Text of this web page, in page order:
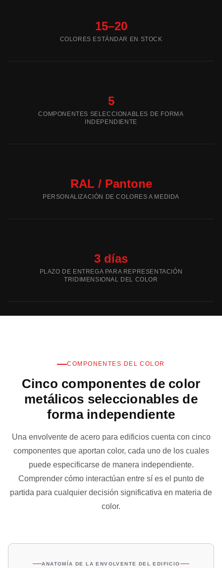
15–20
COLORES ESTÁNDAR EN STOCK
5
COMPONENTES SELECCIONABLES DE FORMA
INDEPENDIENTE
RAL / Pantone
PERSONALIZACIÓN DE COLORES A MEDIDA
3 días
PLAZO DE ENTREGA PARA REPRESENTACIÓN
TRIDIMENSIONAL DEL COLOR
COMPONENTES DEL COLOR
Cinco componentes de color
metálicos seleccionables de
forma independiente
Una envolvente de acero para edificios cuenta con cinco
componentes que aportan color, cada uno de los cuales
puede especificarse de manera independiente.
Comprender cómo interactúan entre sí es el punto de
partida para cualquier decisión significativa en materia de
color.
ANATOMÍA DE LA ENVOLVENTE DEL EDIFICIO